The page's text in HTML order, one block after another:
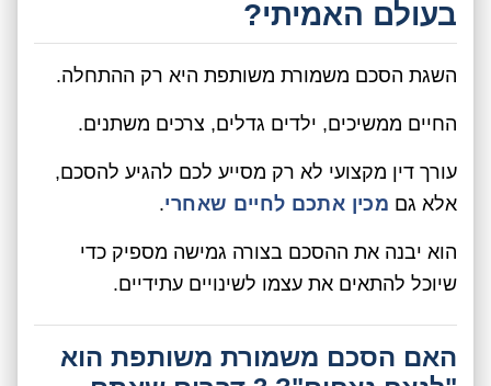
בעולם האמיתי?
השגת הסכם משמורת משותפת היא רק ההתחלה.
החיים ממשיכים, ילדים גדלים, צרכים משתנים.
עורך דין מקצועי לא רק מסייע לכם להגיע להסכם,
אלא גם מכין אתכם לחיים שאחרי.
הוא יבנה את ההסכם בצורה גמישה מספיק כדי
שיוכל להתאים את עצמו לשינויים עתידיים.
האם הסכם משמורת משותפת הוא